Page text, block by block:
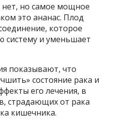
нет, но самое мощное
это ананас. Плод
которое
систему и уменьшает
показывают, что
состояние рака и
его лечения, в
страдающих от рака
кишечника.